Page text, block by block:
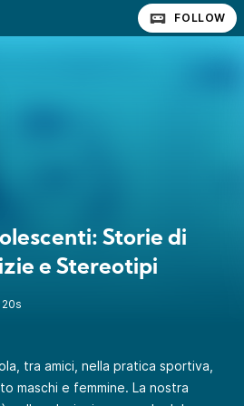
FOLLOW
Storie di
e Stereotipi
tra amici, nella pratica sportiva,
maschi e femmine. La nostra